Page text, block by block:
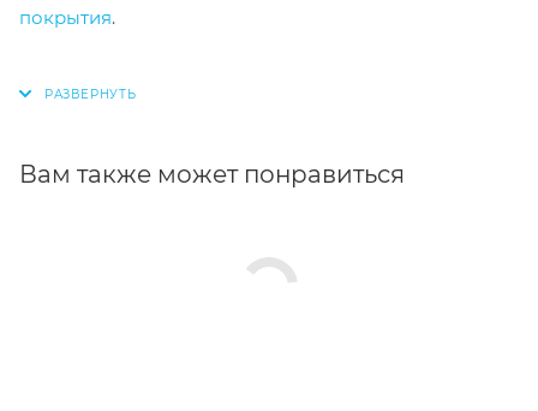
покрытия.
Вам также может понравиться